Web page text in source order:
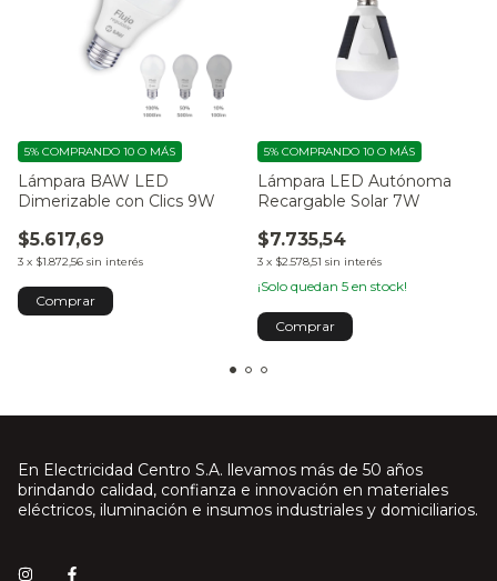
Lámpara BAW LED
Dimerizable con Clics 9W
$5.617,69
3 x $1.872,56 sin interés
5% COMPRANDO 10 O MÁS
Lámpara LED Autónoma
Recargable Solar 7W
$7.735,54
3 x $2.578,51 sin interés
5% COMPRANDO 10 O MÁS
¡Solo quedan 5 en stock!
En Electricidad Centro S.A. llevamos más de 50 años
brindando calidad, confianza e innovación en materiales
eléctricos, iluminación e insumos industriales y domiciliarios.